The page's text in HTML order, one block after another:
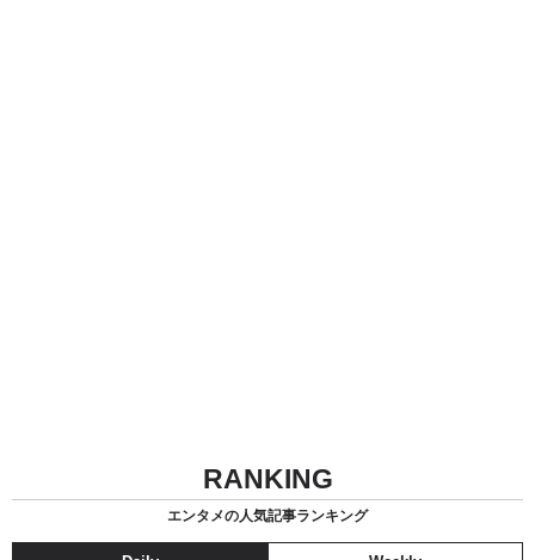
RANKING
エンタメの人気記事ランキング